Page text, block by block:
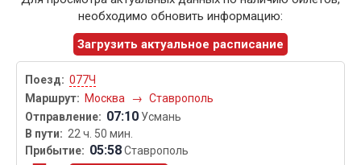
необходимо обновить информацию:
Загрузить актуальное расписание
077Ч
Москва
→ Ставрополь
07:10 Усмань
22 ч. 50 мин.
05:58Ставрополь